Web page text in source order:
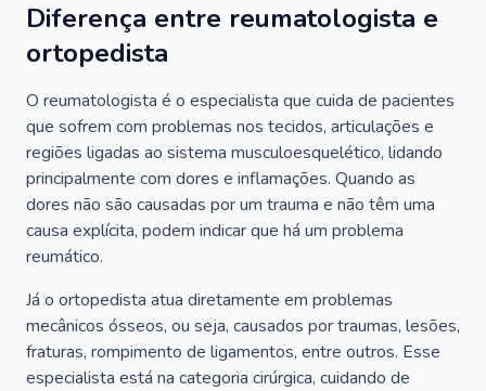
Diferença entre reumatologista e
ortopedista
O reumatologista é o especialista que cuida de pacientes
que sofrem com problemas nos tecidos, articulações e
regiões ligadas ao sistema musculoesquelético, lidando
principalmente com dores e inflamações. Quando as
dores não são causadas por um trauma e não têm uma
causa explícita, podem indicar que há um problema
reumático.
Já o ortopedista atua diretamente em problemas
mecânicos ósseos, ou seja, causados por traumas, lesões,
fraturas, rompimento de ligamentos, entre outros. Esse
especialista está na categoria cirúrgica, cuidando de